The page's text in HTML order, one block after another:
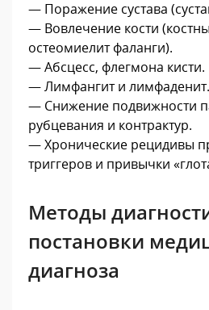
— Поражение сустава
— Вовлечение кости
остеомиелит фаланги).
— Абсцесс, флегмона кисти.
— Лимфангит и лимфаденит.
— Снижение подвижности
рубцевания и контрактур.
— Хронические рецидивы
триггеров и привычки
Методы
постановки
диагноза